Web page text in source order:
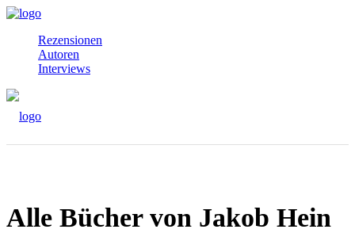
Rezensionen
Autoren
Interviews
Alle Bücher von Jakob Hein